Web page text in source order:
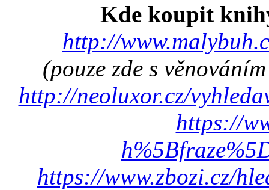
Kde koupit
http://
(pouze zde s
http://neoluxor.cz/
https://
https://www.zbozi.cz/